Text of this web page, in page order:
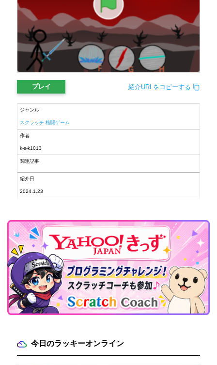
プレイ 紹介URLをコピーする
ジャンル
スクラッチ 格闘ゲーム
作者
k-s-k1013
関連記事
紹介日
2024.1.23
今日のラッキーオンライン